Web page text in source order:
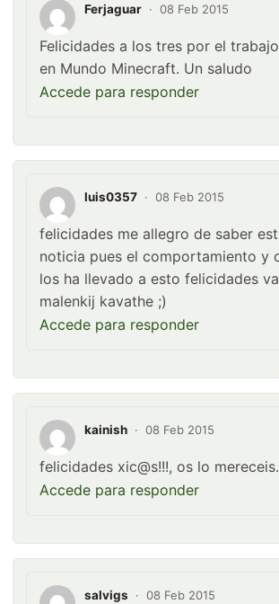
Ferjaguar · 08 Feb 2015
Felicidades a los tres por el
en Mundo Minecraft. Un saludo
Accede para responder
luis0357 · 08 Feb 2015
felicidades me allegro de saber
noticia pues el comportamiento y
los ha llevado a esto felicidades
malenkij kavathe ;)
Accede para responder
kainish · 08 Feb 2015
felicidades xic@s!!!, os lo mereceis.
Accede para responder
salvigs · 08 Feb 2015